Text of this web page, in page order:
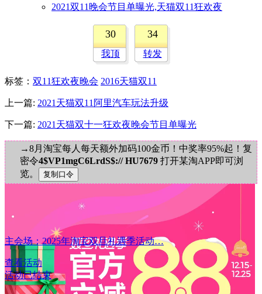
2021双11晚会节目单曝光,天猫双11狂欢夜
30
我顶
34
转发
标签 ： 双11狂欢夜晚会 2016天猫双11
上一篇: 2021天猫双11阿里汽车玩法升级
下一篇: 2021天猫双十一狂欢夜晚会节目单曝光
→8月淘宝每人每天额外加码100金币！中奖率95%起！复
密令4$VP1mgC6LrdS$:// HU7679 打开某淘APP即可浏
览。
主会场：2025年淘宝双旦礼遇季活动…
查看活动
活动已结束